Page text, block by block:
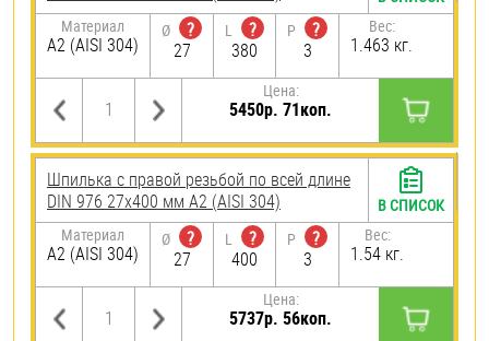
Материал
А2 (AISI 304)
Ø
?
27
L
?
380
P
?
3
Вес:
1.463 кг.
Цена:
5450р. 71коп.
Шпилька с правой резьбой по всей длине
DIN 976 27х400 мм А2 (AISI 304)
Материал
А2 (AISI 304)
Ø
?
27
L
?
400
P
?
3
Вес:
1.54 кг.
Цена:
5737р. 56коп.
В СПИСОК